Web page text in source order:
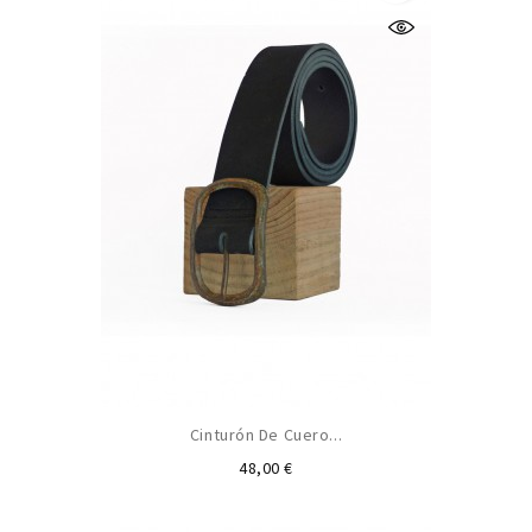
Cinturón De Cuero...
48,00 €Precio